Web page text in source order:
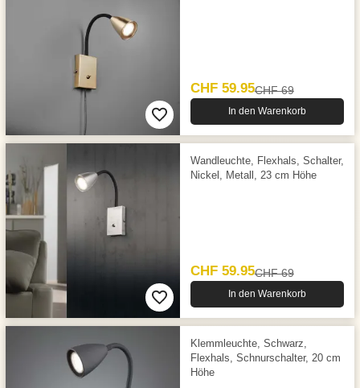
CHF 59.95CHF 69
In den Warenkorb
Wandleuchte, Flexhals, Schalter,
Nickel, Metall, 23 cm Höhe
CHF 59.95CHF 69
In den Warenkorb
Klemmleuchte, Schwarz,
Flexhals, Schnurschalter, 20 cm
Höhe